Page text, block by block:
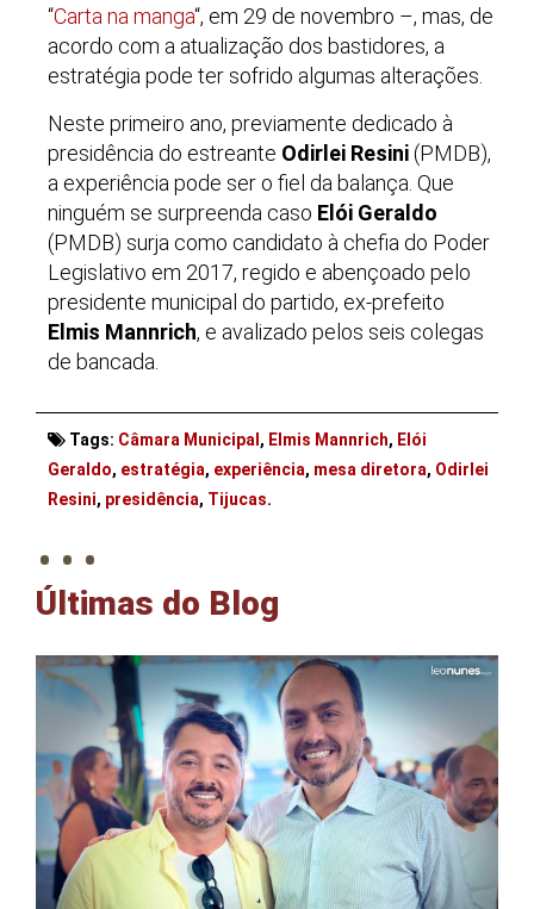
“Carta na manga“, em 29 de novembro –, mas, de
acordo com a atualização dos bastidores, a
estratégia pode ter sofrido algumas alterações.
Neste primeiro ano, previamente dedicado à
presidência do estreante Odirlei Resini (PMDB),
a experiência pode ser o fiel da balança. Que
ninguém se surpreenda caso Elói Geraldo
(PMDB) surja como candidato à chefia do Poder
Legislativo em 2017, regido e abençoado pelo
presidente municipal do partido, ex-prefeito
Elmis Mannrich, e avalizado pelos seis colegas
de bancada.
Tags: Câmara Municipal , Elmis Mannrich, Elói
Geraldo, estratégia, experiência, mesa diretora, Odirlei
Resini, presidência, Tijucas.
. . .
Últimas do Blog